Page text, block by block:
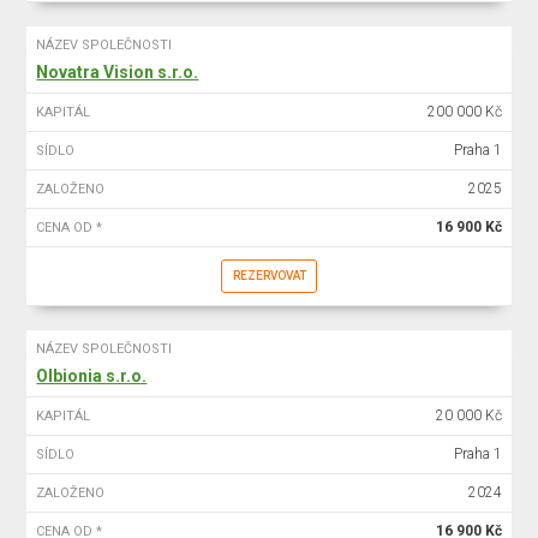
NÁZEV SPOLEČNOSTI
Novatra Vision s.r.o.
KAPITÁL 200 000 Kč
SÍDLO Praha 1
ZALOŽENO 2025
CENA OD * 16 900 Kč
REZERVOVAT
NÁZEV SPOLEČNOSTI
Olbionia s.r.o.
KAPITÁL 20 000 Kč
SÍDLO Praha 1
ZALOŽENO 2024
CENA OD * 16 900 Kč